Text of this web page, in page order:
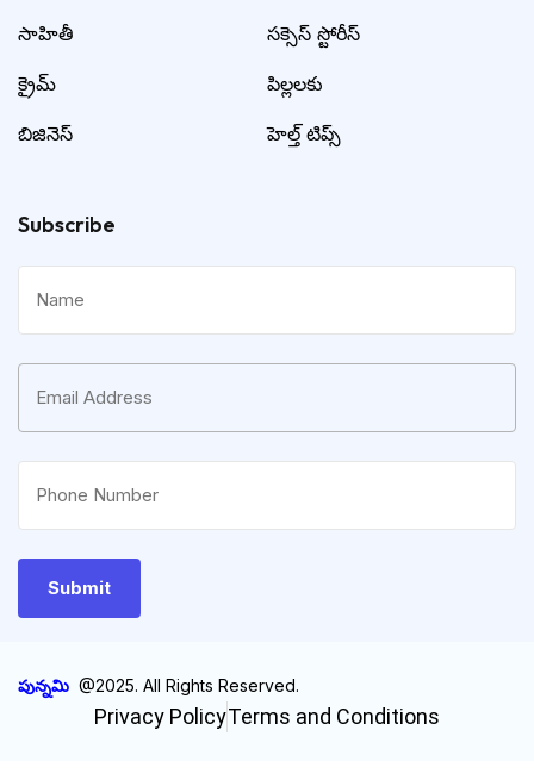
సాహితీ
క్రైమ్
బిజినెస్
సక్సెస్ స్టోరీస్
పిల్లలకు
హెల్త్ టిప్స్
Subscribe
పున్నమి @2025. All Rights Reserved.
Privacy PolicyTerms and Conditions